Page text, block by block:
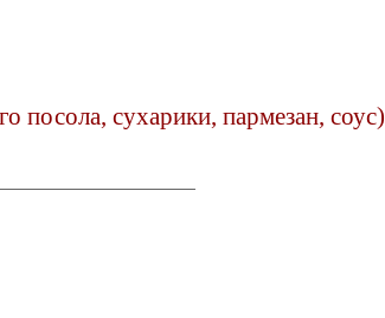
посола, сухарики, пармезан, соус)